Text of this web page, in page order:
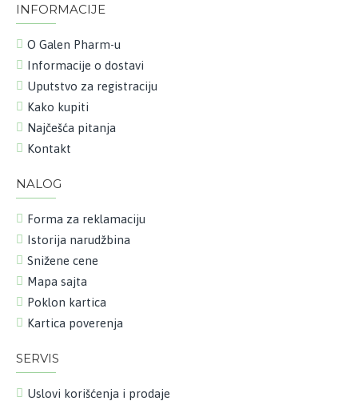
INFORMACIJE
O Galen Pharm-u
Informacije o dostavi
Uputstvo za registraciju
Kako kupiti
Najčešća pitanja
Kontakt
NALOG
Forma za reklamaciju
Istorija narudžbina
Snižene cene
Mapa sajta
Poklon kartica
Kartica poverenja
SERVIS
Uslovi korišćenja i prodaje